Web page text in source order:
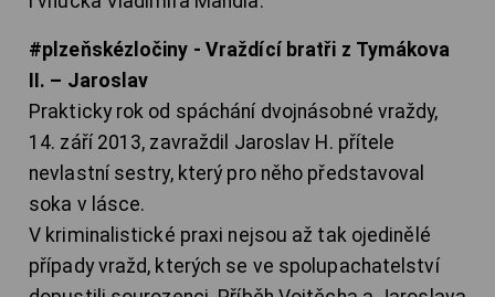
#plzeňskézločiny - Vraždící bratři z Tymákova
II. – Jaroslav
Prakticky rok od spáchání dvojnásobné vraždy,
14. září 2013, zavraždil Jaroslav H. přítele
nevlastní sestry, který pro něho představoval
soka v lásce.
V kriminalistické praxi nejsou až tak ojedinělé
případy vražd, kterých se ve spolupachatelství